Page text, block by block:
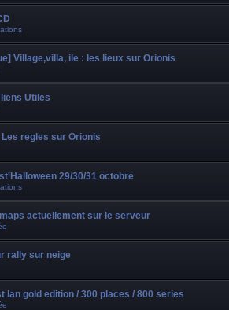
Village,villa, ile : les lieux sur Orionis
Utiles
Les regles sur Orionis
29/30/31 octobre
actuellement sur le serveur
rally sur neige
lan gold edition / 300 places / 800 series